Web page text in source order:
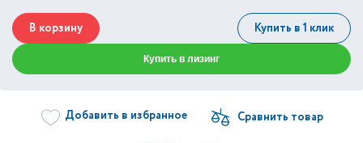
В корзину Купить в 1 клик
Купить в лизинг
Добавить в избранное